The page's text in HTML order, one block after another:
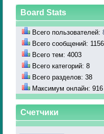
Board Stats
Всего пользователей:
Всего сообщений:
Всего тем: 4003
Всего категорий: 8
Всего разделов: 38
Максимум онлайн: 916
Счетчики